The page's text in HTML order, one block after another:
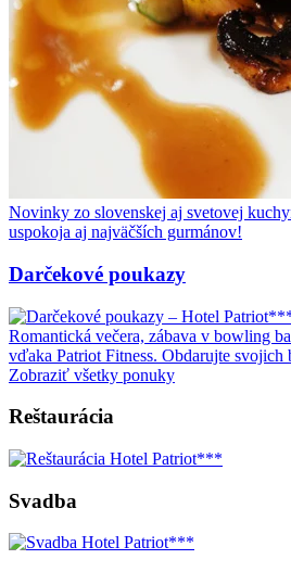
Novinky zo slovenskej aj svetovej
uspokoja aj najväčších gurmánov!
Darčekové poukazy
Romantická večera, zábava v bowling
vďaka Patriot Fitness. Obdarujte svojich
Zobraziť všetky ponuky
Reštaurácia
Svadba